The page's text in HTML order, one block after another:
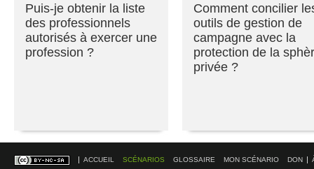
Puis-je obtenir la liste
des professionnels
autorisés à exercer une
profession ?
Comment concilier
outils de gestion de
campagne avec la
protection de la
privée ?
ACCUEIL SCÉNARIOS GLOSSAIRE MON SCÉNARIO DON